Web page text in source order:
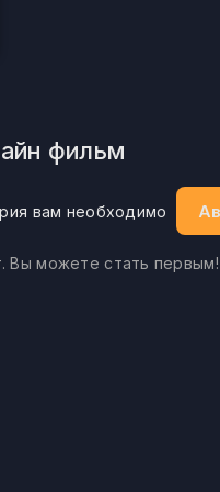
фильм
вам необходимо
Вы можете стать первым!